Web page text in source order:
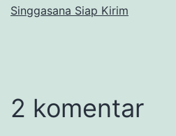
Singgasana Siap Kirim
2 komentar